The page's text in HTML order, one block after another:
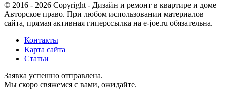
© 2016 - 2026 Copyright - Дизайн и ремонт в квартире и доме
Авторское право. При любом использовании материалов
сайта, прямая активная гиперссылка на e-joe.ru обязательна.
Контакты
Карта сайта
Статьи
Заявка успешно отправлена.
Мы скоро свяжемся с вами, ожидайте.